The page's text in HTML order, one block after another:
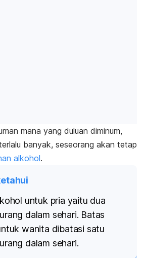
mana yang duluan diminum,
banyak, seseorang akan tetap
alkohol.
untuk pria yaitu dua
dalam sehari. Batas
wanita dibatasi satu
dalam sehari.